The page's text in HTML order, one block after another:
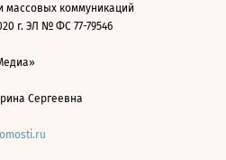
массовых коммуникаций
г. ЭЛ № ФС 77-79546
Сергеевна